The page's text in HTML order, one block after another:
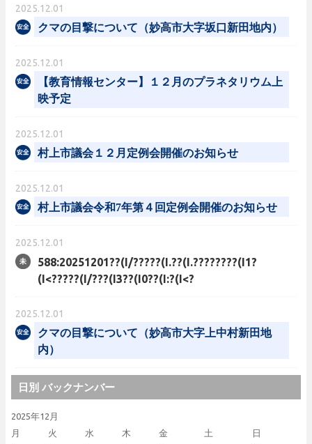
2025.12.01
クマの目撃について（妙高市大字坂口新田地内）
2025.12.01
【教育情報センター】１２月のプラネタリウム上
映予定
2025.12.01
村上市議会１２月定例会開催のお知らせ
2025.12.01
村上市議会令和7年第４回定例会開催のお知らせ
2025.12.01
588:20251201??(I/?????(I.??(I.????????(I1?
(I<?????(I/???(I3??(I0??(I:?(I<?
2025.12.01
クマの目撃について（妙高市大字上中村新田地
内）
日別 バックナンバー
2025年12月
月
火 水 木 金 土 日